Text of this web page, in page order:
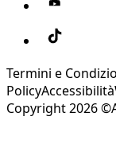
Termini e
PolicyAccessibilità
Copyright 2026